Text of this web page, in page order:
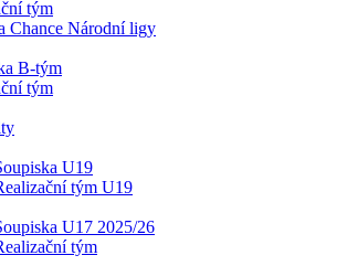
tým
Chance Národní ligy
B-tým
tým
U19
tým U19
U17 2025/26
tým